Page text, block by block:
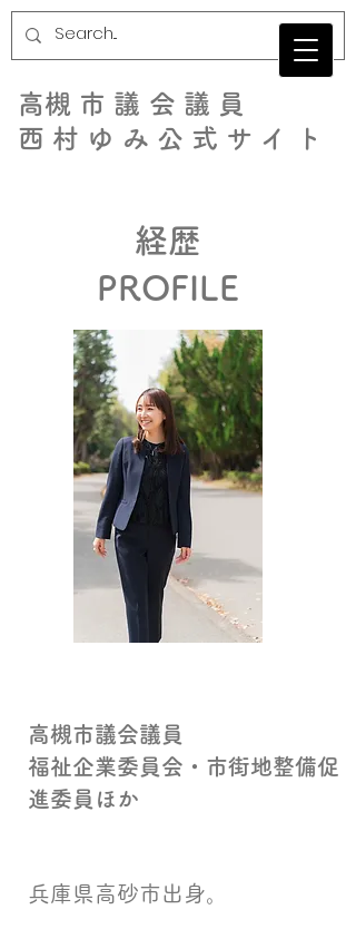
​高槻市議会議員
西村ゆみ公式サイト
経歴
PROFILE
高槻市議会議員
福祉企業委員会・市街地整備促
進委員ほか
兵庫県高砂市出身。